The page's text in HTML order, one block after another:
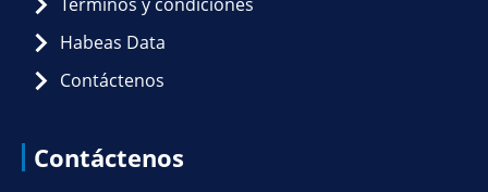
Habeas Data
Contáctenos
Contáctenos